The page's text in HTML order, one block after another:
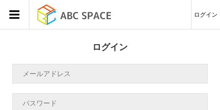
ログイン
ログイン